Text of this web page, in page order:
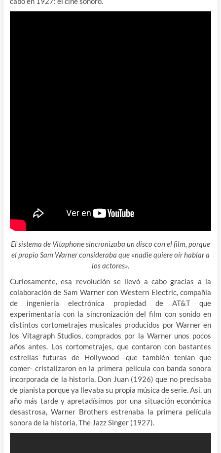
El sistema de Vitaphone sincronizaba un disco con el film, porque
el propio Sam Warner consideraba que «nadie quiere oir hablar a
los actores».
Curiosamente, esa revolución se llevó a cabo gracias a la
colaboración de Sam Warner con Western Electric, compañía
de ingeniería electrónica propiedad de AT&T que
experimentaría con la sincronización del film con sonido en
distintos cortometrajes musicales producidos por Warner en
los Vitagraph Studios, comprados por la Warner unos pocos
años antes. Los cortometrajes, que contaron con bastantes
estrellas futuras de Hollywood -que también tenían que
comer- cristalizaron en la primera película con banda sonora
incorporada de la historia, Don Juan (1926) que no precisaba
de pianista porque ya llevaba su propia música de serie. Así, un
año más tarde y apretadísimos por una situación económica
desastrosa, Warner Brothers estrenaba la primera película
sonora de la historia, The Jazz Singer (1927).